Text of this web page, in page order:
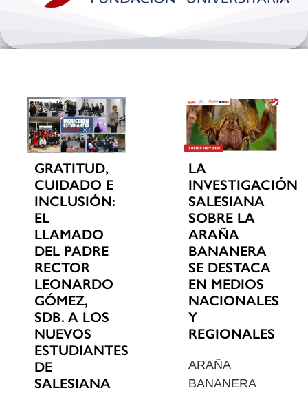
Investigación
Extension y desarrollo
GRATITUD,
CUIDADO E
INCLUSIÓN:
EL
LLAMADO
DEL PADRE
RECTOR
LEONARDO
GÓMEZ,
SDB. A LOS
NUEVOS
ESTUDIANTES
DE
SALESIANA
LA
INVESTIGACIÓN
SALESIANA
SOBRE LA
ARAÑA
BANANERA
SE DESTACA
EN MEDIOS
NACIONALES
Y
REGIONALES
ARAÑA
BANANERA